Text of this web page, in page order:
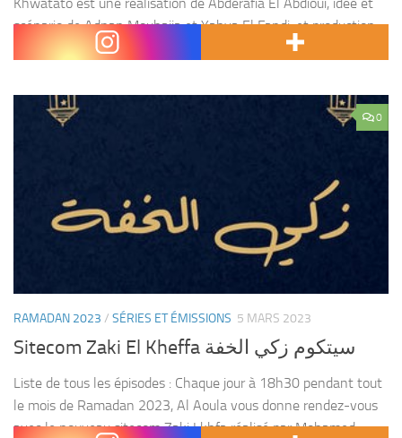
scénario de Adnan Mouhajja et Yahya El Fandi, et production
0
RAMADAN 2023 / SÉRIES ET ÉMISSIONS 5 MARS 2023
Sitecom Zaki El Kheffa سيتكوم زكي الخفة
Liste de tous les épisodes : Chaque jour à 18h30 pendant tout
le mois de Ramadan 2023, Al Aoula vous donne rendez-vous
avec le nouveau sitecom Zaki Lkhfa réalisé par Mohamed